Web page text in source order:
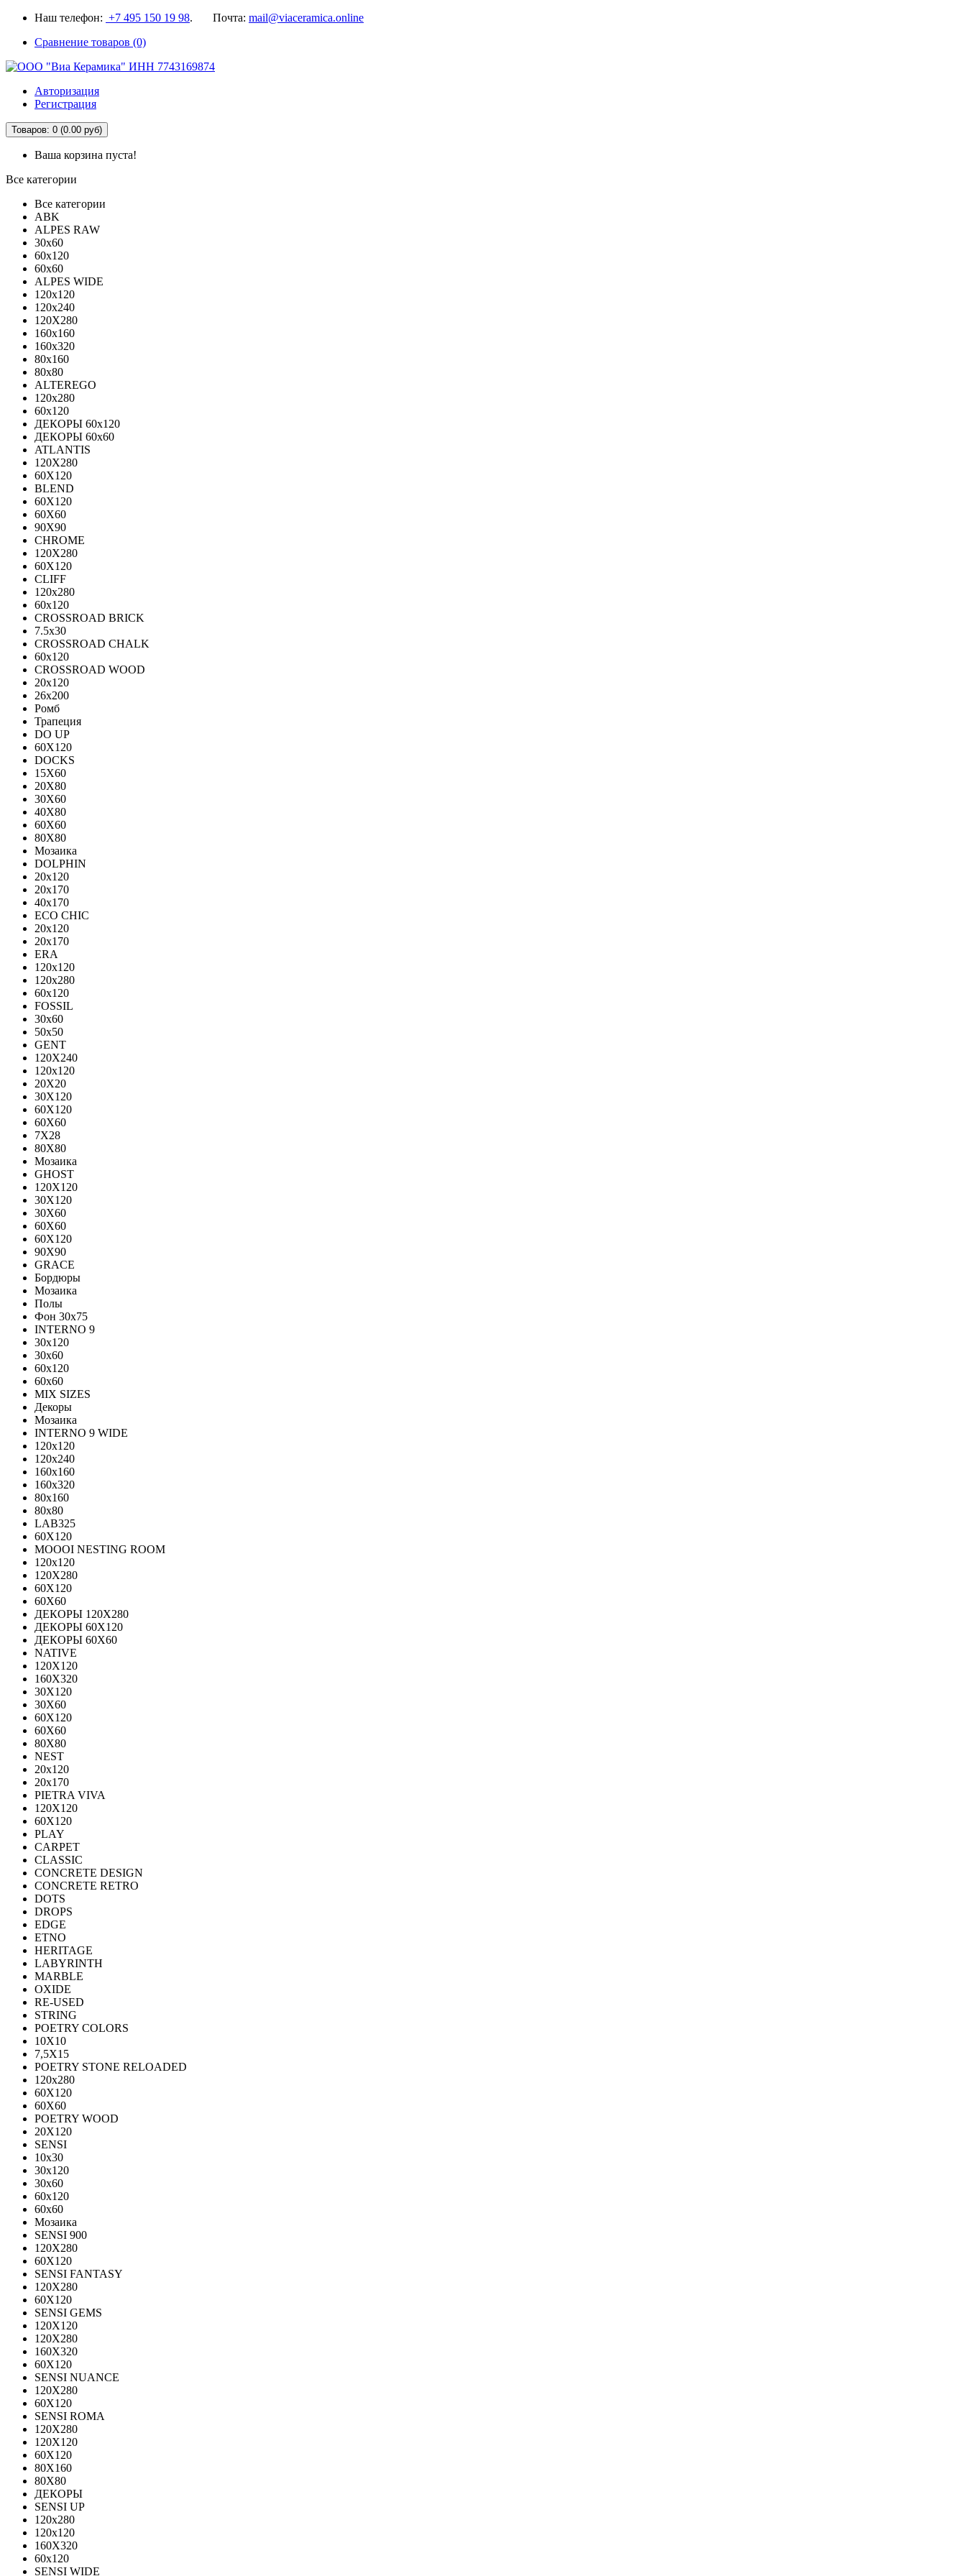
Наш телефон: +7 495 150 19 98. Почта: mail@viaceramica.online
Сравнение товаров (0)
Авторизация
Регистрация
Товаров: 0 (0.00 руб)
Ваша корзина пуста!
Все категории
Все категории
ABK
ALPES RAW
30x60
60x120
60x60
ALPES WIDE
120x120
120x240
120X280
160x160
160x320
80x160
80x80
ALTEREGO
120х280
60х120
ДЕКОРЫ 60х120
ДЕКОРЫ 60х60
ATLANTIS
120X280
60X120
BLEND
60Х120
60Х60
90Х90
CHROME
120X280
60X120
CLIFF
120x280
60x120
CROSSROAD BRICK
7.5х30
CROSSROAD CHALK
60х120
CROSSROAD WOOD
20х120
26х200
Ромб
Трапеция
DO UP
60X120
DOCKS
15X60
20X80
30X60
40X80
60X60
80X80
Мозаика
DOLPHIN
20x120
20x170
40x170
ECO CHIC
20х120
20х170
ERA
120x120
120x280
60x120
FOSSIL
30x60
50x50
GENT
120X240
120х120
20X20
30X120
60X120
60X60
7X28
80X80
Мозаика
GHOST
120X120
30X120
30X60
60X60
60Х120
90X90
GRACE
Бордюры
Мозаика
Полы
Фон 30х75
INTERNO 9
30x120
30x60
60x120
60x60
MIX SIZES
Декоры
Мозаика
INTERNO 9 WIDE
120x120
120x240
160x160
160x320
80x160
80x80
LAB325
60X120
MOOOI NESTING ROOM
120x120
120Х280
60Х120
60Х60
ДЕКОРЫ 120Х280
ДЕКОРЫ 60Х120
ДЕКОРЫ 60Х60
NATIVE
120Х120
160Х320
30X120
30X60
60X120
60X60
80Х80
NEST
20x120
20x170
PIETRA VIVA
120X120
60Х120
PLAY
CARPET
CLASSIC
CONCRETE DESIGN
CONCRETE RETRO
DOTS
DROPS
EDGE
ETNO
HERITAGE
LABYRINTH
MARBLE
OXIDE
RE-USED
STRING
POETRY COLORS
10Х10
7,5Х15
POETRY STONE RELOADED
120x280
60Х120
60Х60
POETRY WOOD
20Х120
SENSI
10x30
30x120
30x60
60x120
60x60
Мозаика
SENSI 900
120Х280
60X120
SENSI FANTASY
120Х280
60Х120
SENSI GEMS
120Х120
120Х280
160X320
60X120
SENSI NUANCE
120X280
60X120
SENSI ROMA
120X280
120Х120
60X120
80X160
80X80
ДЕКОРЫ
SENSI UP
120x280
120х120
160X320
60х120
SENSI WIDE